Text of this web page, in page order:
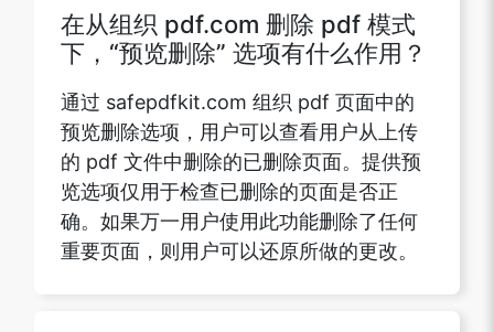
在从组织 pdf.com 删除 pdf 模式
下，“预览删除” 选项有什么作用？
通过 safepdfkit.com 组织 pdf 页面中的
预览删除选项，用户可以查看用户从上传
的 pdf 文件中删除的已删除页面。提供预
览选项仅用于检查已删除的页面是否正
确。如果万一用户使用此功能删除了任何
重要页面，则用户可以还原所做的更改。